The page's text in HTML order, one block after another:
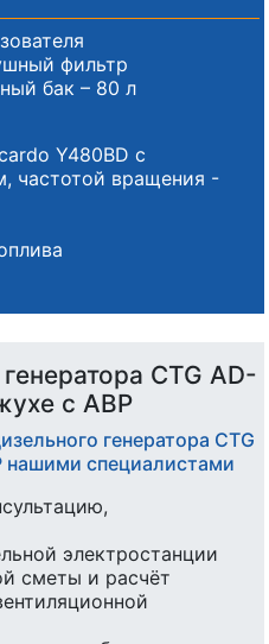
фильтр
бак – 80 л
Y480BD с
частотой вращения -
CTG AD-
с АВР
генератора CTG
нашими специалистами
электростанции
сметы и расчёт